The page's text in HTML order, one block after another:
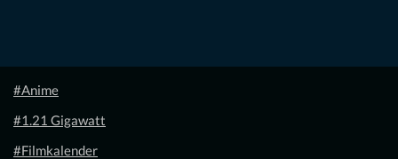
#Anime
#1.21 Gigawatt
#Filmkalender